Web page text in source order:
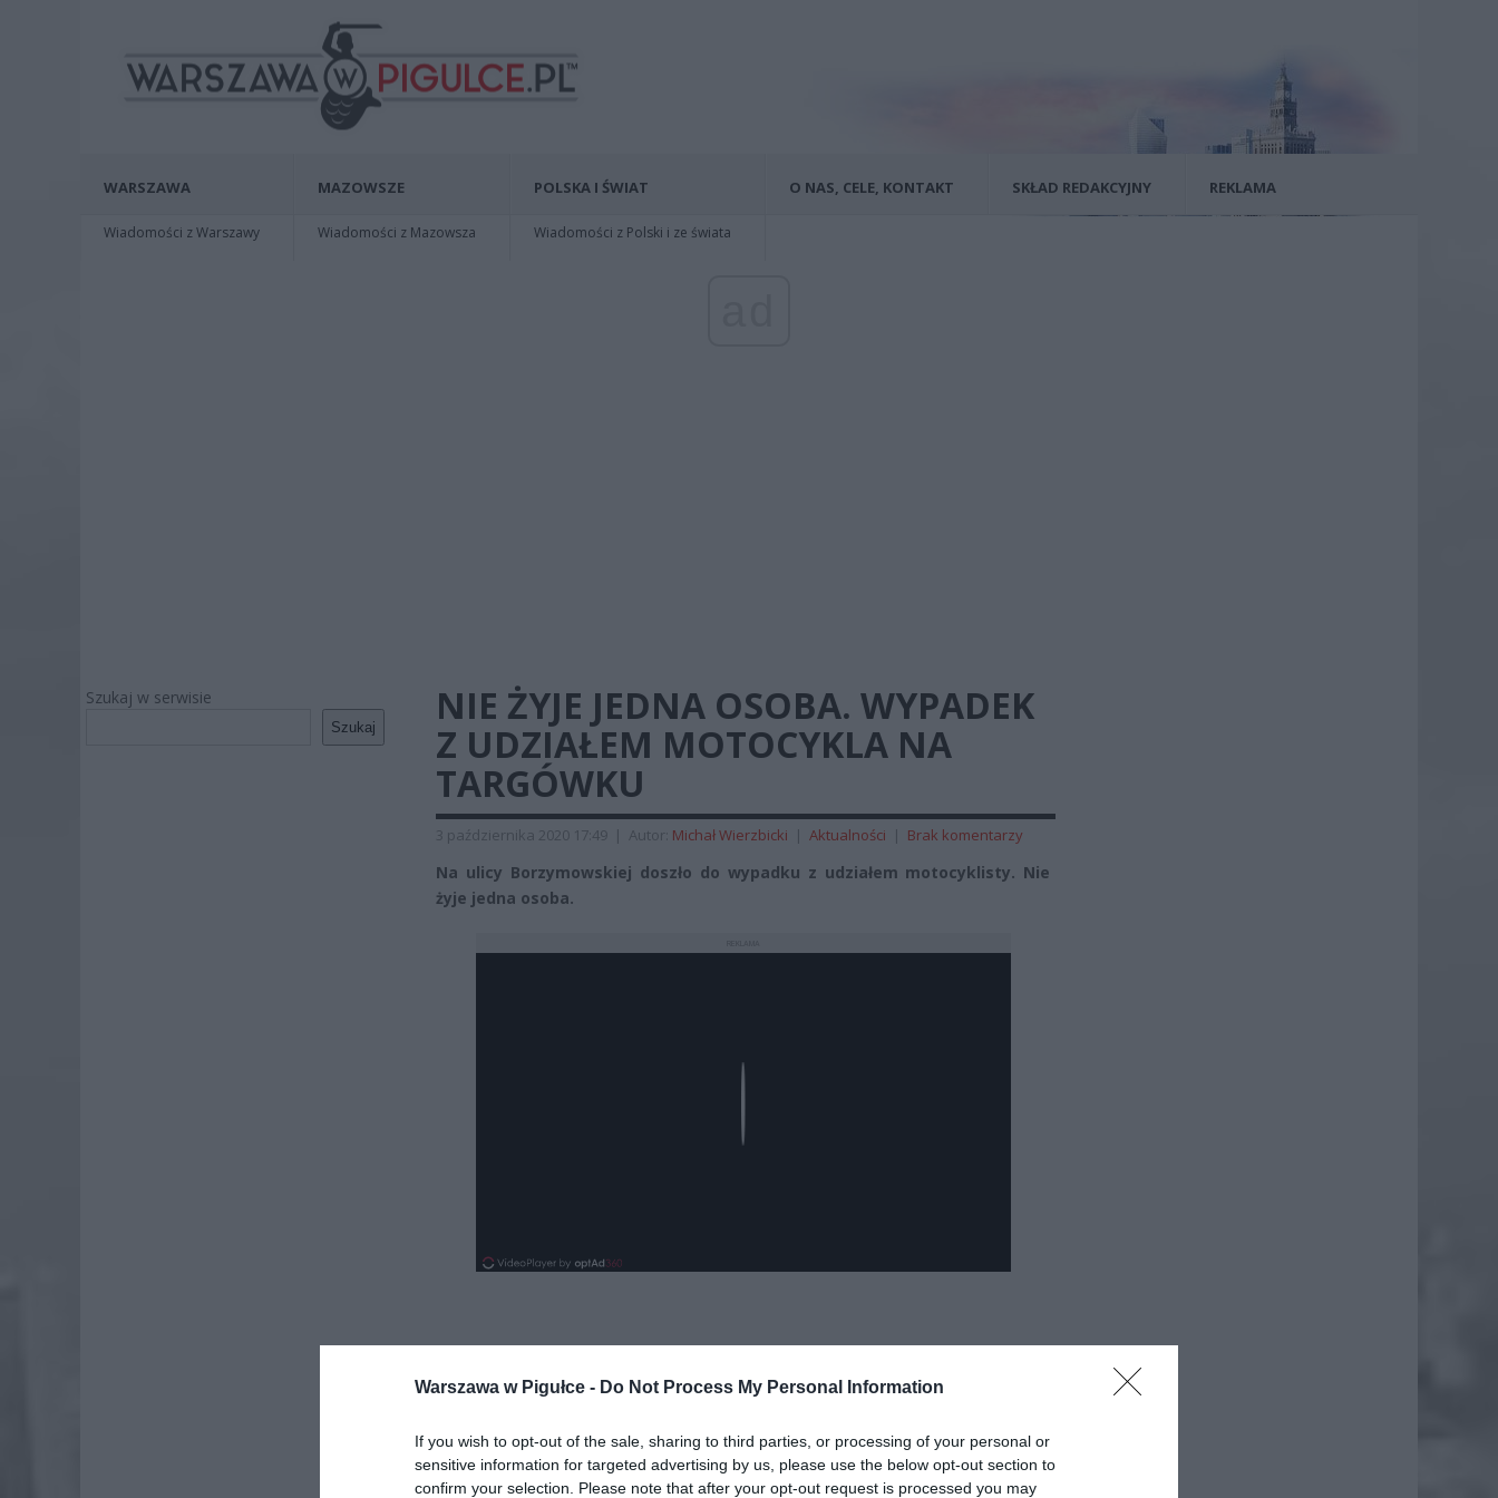
Warszawa w Pigułce - Do Not Process My Personal Information
If you wish to opt-out of the sale, sharing to third parties, or processing of your personal or
sensitive information for targeted advertising by us, please use the below opt-out section to
confirm your selection. Please note that after your opt-out request is processed you may
WARSZAWA
Wiadomości z Warszawy
MAZOWSZE
Wiadomości z Mazowsza
POLSKA I ŚWIAT
Wiadomości z Polski i ze świata
O NAS, CELE, KONTAKT SKŁAD REDAKCYJNY REKLAMA
Szukaj w serwisie
Szukaj
NIE ŻYJE JEDNA OSOBA. WYPADEK
Z UDZIAŁEM MOTOCYKLA NA
TARGÓWKU
3 października 2020 17:49 | Autor: Michał Wierzbicki | Aktualności | Brak komentarzy
Na ulicy Borzymowskiej doszło do wypadku z udziałem motocyklisty. Nie
żyje jedna osoba.
ad